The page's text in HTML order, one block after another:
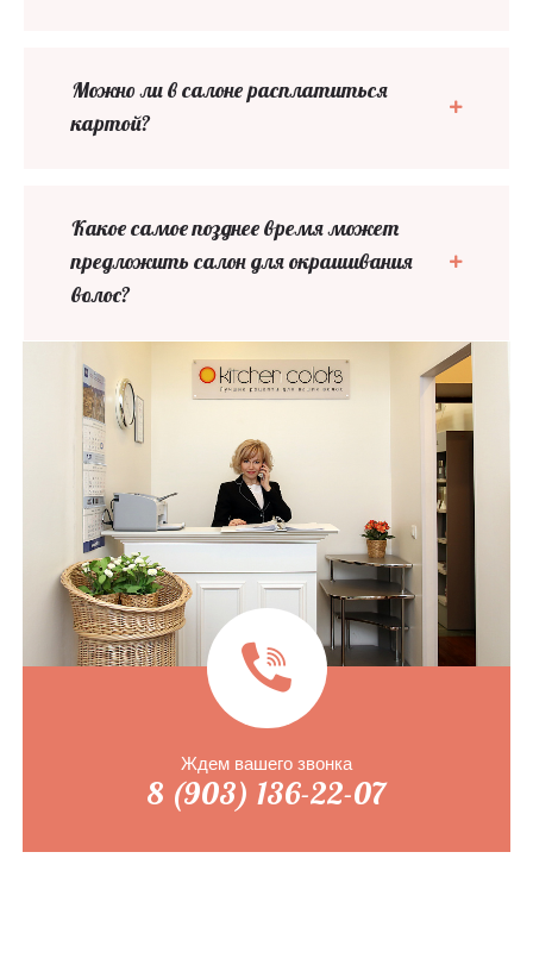
Можно ли в салоне расплатиться
картой?
Какое самое позднее время может
предложить салон для окрашивания
волос?
Ждем вашего звонка
8 (903) 136-22-07